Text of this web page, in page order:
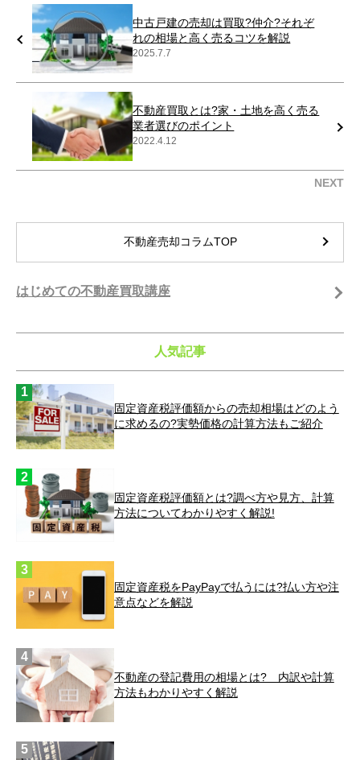
中古戸建の売却は買取?仲介?それぞ
れの相場と高く売るコツを解説
2025.7.7
NEXT
不動産買取とは?家・土地を高く売る
業者選びのポイント
2022.4.12
不動産売却コラムTOP
はじめての不動産買取講座
人気記事
固定資産税評価額からの売却相場はどのよう
に求めるの?実勢価格の計算方法もご紹介
固定資産税評価額とは?調べ方や見方、計算
方法についてわかりやすく解説!
固定資産税をPayPayで払うには?払い方や注
意点などを解説
不動産の登記費用の相場とは? 内訳や計算
方法もわかりやすく解説